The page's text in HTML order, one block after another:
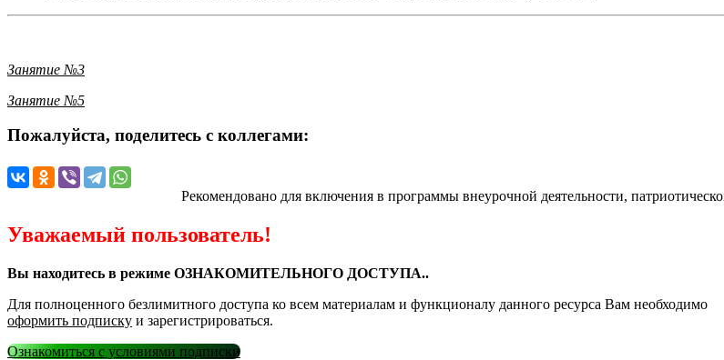
Занятие №3
Занятие №5
Пожалуйста, поделитесь с коллегами:
Рекомендовано для включения в программы внеурочной деятельности,
Уважаемый пользователь!
Вы находитесь в режиме ОЗНАКОМИТЕЛЬНОГО ДОСТУПА..
Для полноценного безлимитного доступа ко всем материалам и функционалу данного ресурса Вам необходимо
оформить подписку и зарегистрироваться.
Ознакомиться с условиями подписки